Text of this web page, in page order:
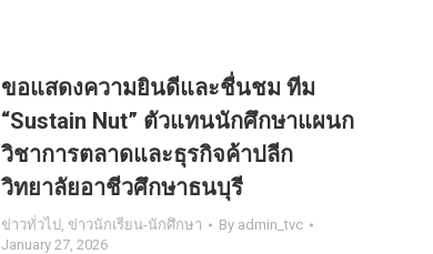
ขอแสดงความยินดีและชื่นชม ทีม
“Sustain Nut” ตัวแทนนักศึกษาแผนก
วิชาการตลาดและธุรกิจค้าปลีก
วิทยาลัยอาชีวศึกษาธนบุรี
ข่าวทั่วไป, ข่าวนักเรียน-นักศึกษา By admin_tvc
January 27, 2026